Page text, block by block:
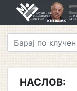
НАСЛОВ: